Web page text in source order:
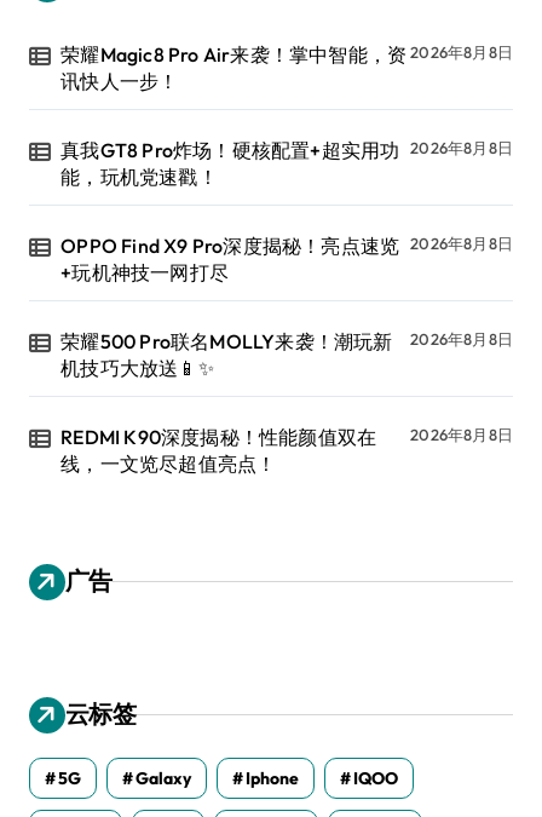
荣耀Magic8 Pro Air来袭！掌中智能，资
讯快人一步！
2026年8月8日
真我GT8 Pro炸场！硬核配置+超实用功
能，玩机党速戳！
2026年8月8日
OPPO Find X9 Pro深度揭秘！亮点速览
+玩机神技一网打尽
2026年8月8日
荣耀500 Pro联名MOLLY来袭！潮玩新
机技巧大放送📱✨
2026年8月8日
REDMI K90深度揭秘！性能颜值双在
线，一文览尽超值亮点！
2026年8月8日
广告
云标签
5G Galaxy Iphone IQOO